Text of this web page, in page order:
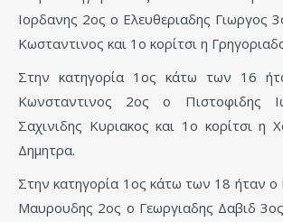
Ιορδανης 2ος ο Ελευθεριαδης Γιωργος
Κωσταντινος και 1ο κορίτσι η
Στην κατηγορία 1ος κάτω των 16
Κωνσταντινος 2ος ο Πιστοφιδης
Σαχινιδης Κυριακος και 1ο κορίτσι η
Δημητρα.
Στην κατηγορία 1ος κάτω των 18 ήταν ο
Μαυρουδης 2ος ο Γεωργιαδης Δαβιδ